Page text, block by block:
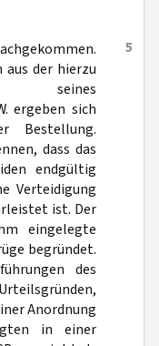
5
aus der hierzu
seines
ergeben sich
Bestellung.
dass das
endgültig
Verteidigung
ist. Der
eingelegte
begründet.
des
Anordnung
in einer